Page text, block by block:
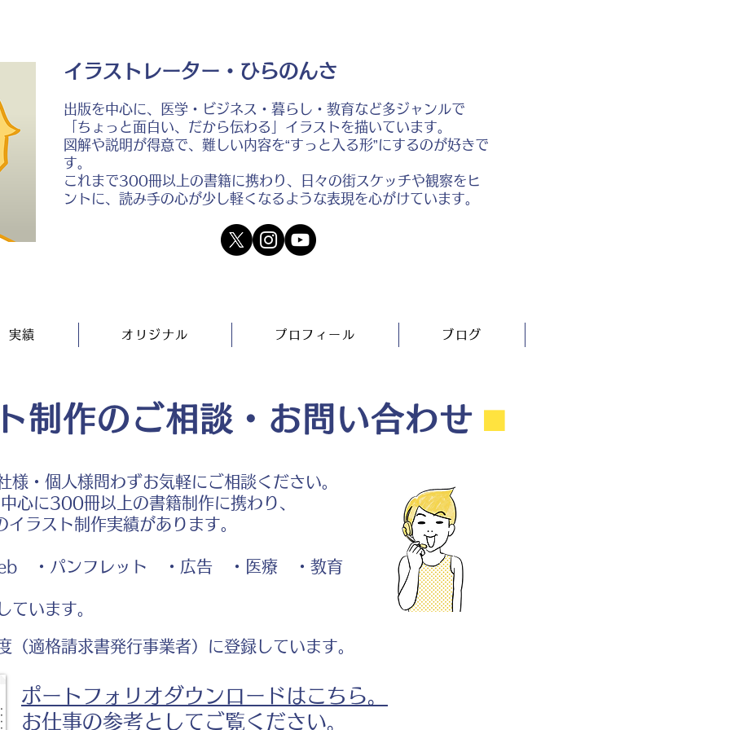
イラストレーター・ひらのんさ
出版を中心に、医学・ビジネス・暮らし・教育など多ジャンルで
「ちょっと面白い、だから伝わる」イラストを描いています。
図解や説明が得意で、難しい内容を“すっと入る形”にするのが好きで
す。
これまで300冊以上の書籍に携わり、日々の街スケッチや観察をヒ
ントに、読み手の心が少し軽くなるような表現を心がけています。
実績 オリジナル プロフィール ブログ
制作のご相談・お問い合わせ ⬛︎
・個人様問わずお気軽にご相談ください。
に300冊以上の書籍制作に携わり、
ラスト制作実績があります。
・パンフレット ・広告 ・医療 ・教育
います。
適格請求書発行事業者）に登録しています。
ポートフォリオダウンロードはこちら。
お仕事の参考としてご覧ください。